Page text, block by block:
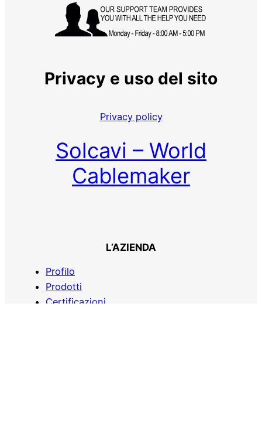
Privacy e uso del sito
Privacy policy
Solcavi – World
Cablemaker
L’AZIENDA
Profilo
Prodotti
Certificazioni